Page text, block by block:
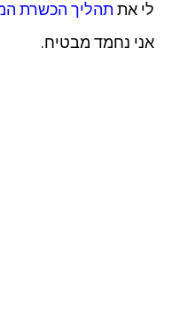
לי את תהליך הכשרת
אני נחמד מבטיח.